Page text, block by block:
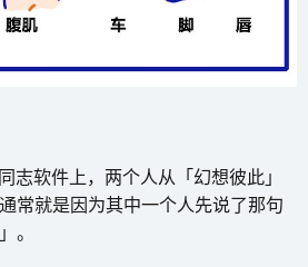
志软件上，两个人从「幻想彼此」
常就是因为其中一个人先说了那句
。